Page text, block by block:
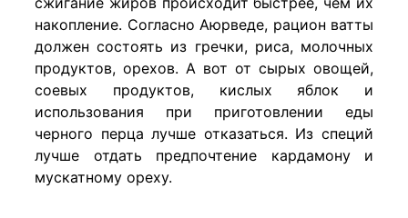
накопление. Согласно Аюрведе, рацион ватты
должен состоять из гречки, риса, молочных
продуктов, орехов. А вот от сырых овощей,
соевых продуктов, кислых яблок и
использования при приготовлении еды
черного перца лучше отказаться. Из специй
лучше отдать предпочтение кардамону и
мускатному ореху.